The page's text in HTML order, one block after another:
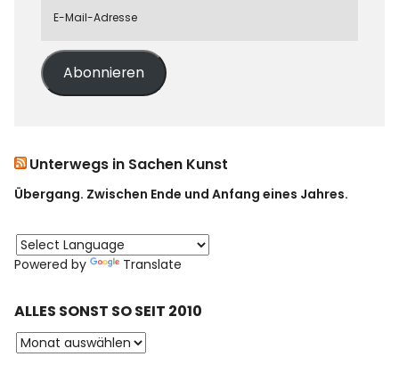
Abonnieren
Unterwegs in Sachen Kunst
Übergang. Zwischen Ende und Anfang eines Jahres.
Powered by Translate
ALLES SONST SO SEIT 2010